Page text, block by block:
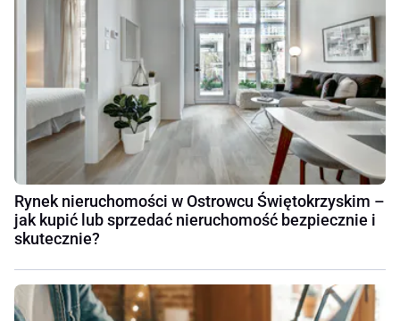
Rynek nieruchomości w Ostrowcu Świętokrzyskim –
jak kupić lub sprzedać nieruchomość bezpiecznie i
skutecznie?